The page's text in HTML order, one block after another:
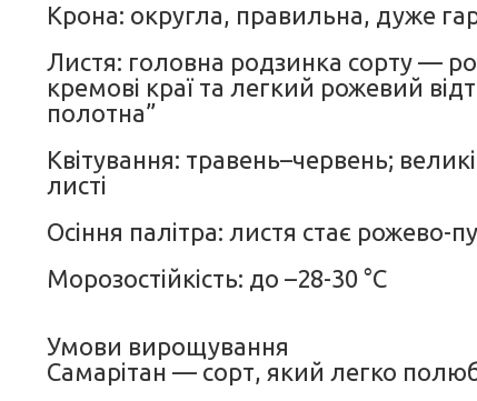
Крона: округла, правильна, дуже
Листя: головна родзинка сорту —
кремові краї та легкий рожевий
полотна”
Квітування: травень–червень;
листі
Осіння палітра: листя стає
Морозостійкість: до –28-30 °C
Умови вирощування
Самарітан — сорт, який легко